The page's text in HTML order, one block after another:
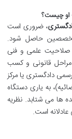
او چیست؟
، ضروری است
حاصل شود.
صلاحیت علمی و فنی
قانونی و کسب
دادگستری یا مرکز
به یاری دستگاه
ها می شتابد. نظریه
است.